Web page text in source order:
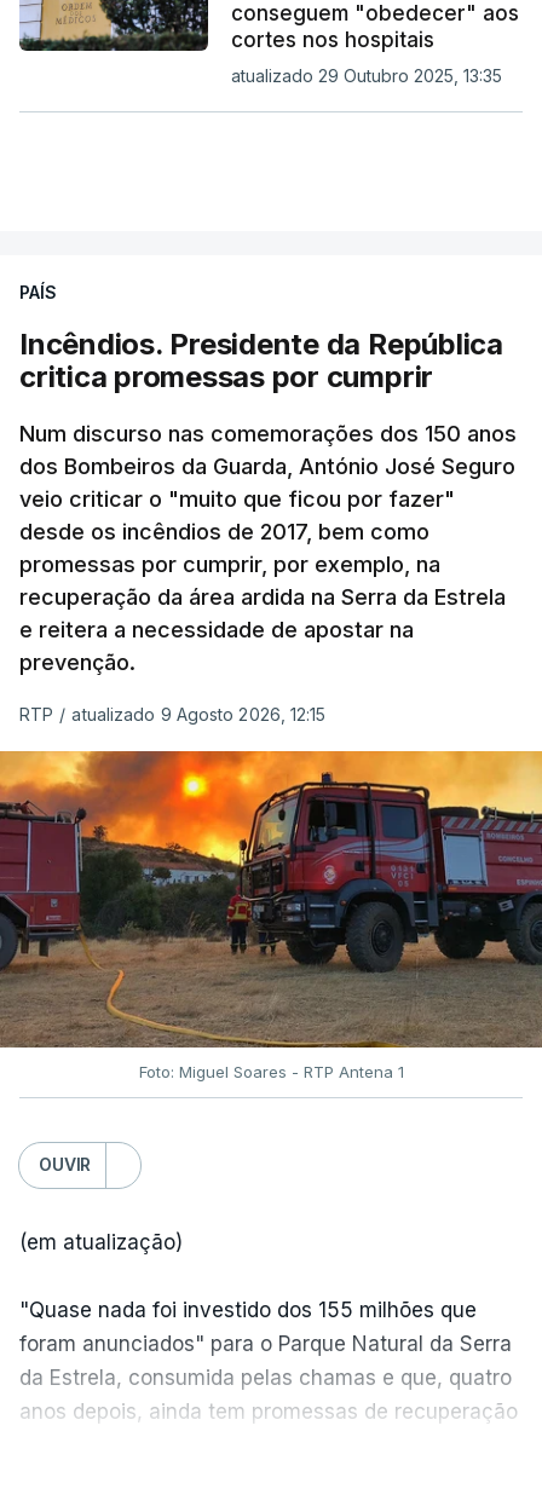
conseguem "obedecer" aos
cortes nos hospitais
atualizado 29 Outubro 2025, 13:35
PAÍS
Incêndios. Presidente da República
critica promessas por cumprir
Num discurso nas comemorações dos 150 anos
dos Bombeiros da Guarda, António José Seguro
veio criticar o "muito que ficou por fazer"
desde os incêndios de 2017, bem como
promessas por cumprir, por exemplo, na
recuperação da área ardida na Serra da Estrela
e reitera a necessidade de apostar na
prevenção.
RTP / atualizado 9 Agosto 2026, 12:15
Foto: Miguel Soares - RTP Antena 1
OUVIR
(em atualização)
"Quase nada foi investido dos 155 milhões que
foram anunciados" para o Parque Natural da Serra
da Estrela, consumida pelas chamas e que, quatro
anos depois, ainda tem promessas de recuperação